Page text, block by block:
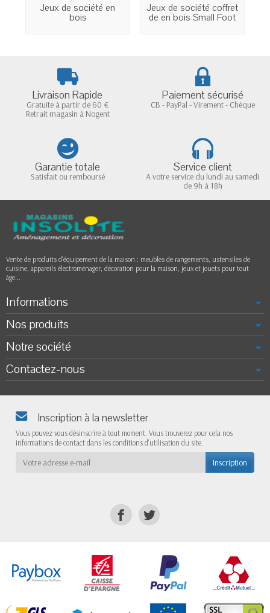
Jeux de société en
bois
Jeux de société coffret
de en bois Small Foot
Livraison Rapide
Gratuite à partir de 60 €
Retrait magasin à Nogent
Paiement sécurisé
CB - PayPal - Virement - Chèque
Garantie totale
Satisfait ou remboursé
Service client
A votre service du lundi au samedi
de 9h à 18h
Vente de produits d'équipement de la maison : meubles de rangements, ustensiles de
cuisine, appareils électroménager, décoration pour la maison, jeux et jouets pour tout
âge...
Informations
Nos produits
Notre société
Contactez-nous
Inscription à la newsletter
Vous pouvez vous désinscrire à tout moment. Vous trouverez pour cela nos
informations de contact dans les conditions d'utilisation du site.
Inscription